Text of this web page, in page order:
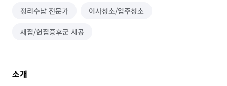
정리수납 전문가 이사청소/입주청소
새집/헌집증후군 시공
소개